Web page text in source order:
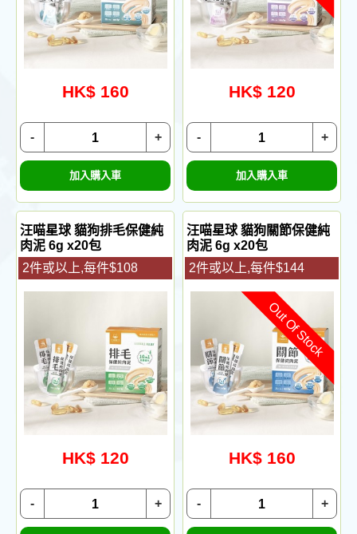
HK$ 160
+
-
加入購入車
HK$ 120
+
-
加入購入車
汪喵星球 貓狗排毛保健純
肉泥 6g x20包
2件或以上,每件$108
HK$ 120
+
-
汪喵星球 貓狗關節保健純
肉泥 6g x20包
2件或以上,每件$144
Out Of Stock
HK$ 160
+
-